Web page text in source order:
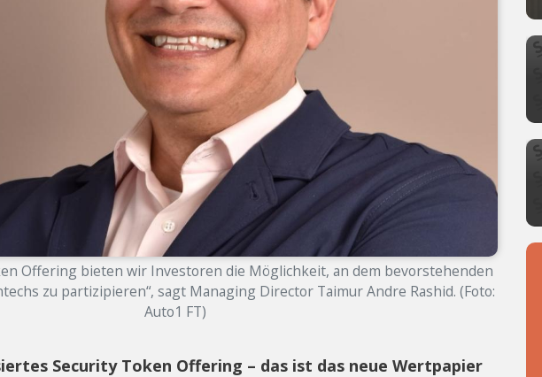
Offering bieten wir Investoren die Möglichkeit, an dem bevorstehenden
zu partizipieren“, sagt Managing Director Taimur Andre Rashid. (Foto:
Auto1 FT)
Security Token Offering – das ist das neue Wertpapier